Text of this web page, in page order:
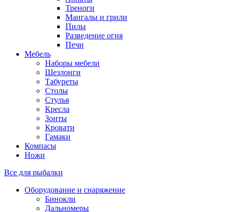
Треноги
Мангалы и грили
Пилы
Разведение огня
Печи
Мебель
Наборы мебели
Шезлонги
Табуреты
Столы
Стулья
Кресла
Зонты
Кровати
Гамаки
Компасы
Ножи
Все для рыбалки
Оборудование и снаряжение
Бинокли
Дальномеры